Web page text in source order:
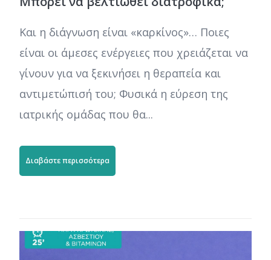
Και η διάγνωση είναι «καρκίνος»… Ποιες
είναι οι άμεσες ενέργειες που χρειάζεται να
γίνουν για να ξεκινήσει η θεραπεία και
αντιμετώπισή του; Φυσικά η εύρεση της
ιατρικής ομάδας που θα...
Διαβάστε περισσότερα